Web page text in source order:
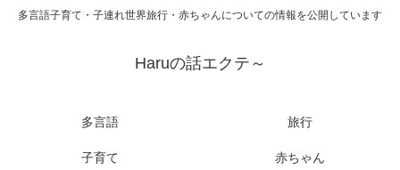
多言語子育て・子連れ世界旅行・赤ちゃんについての情報を公開しています
Haruの話エクテ～
多言語 旅行
子育て 赤ちゃん